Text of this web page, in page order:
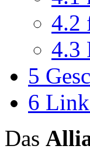
4.2
4.3
5
6
Das